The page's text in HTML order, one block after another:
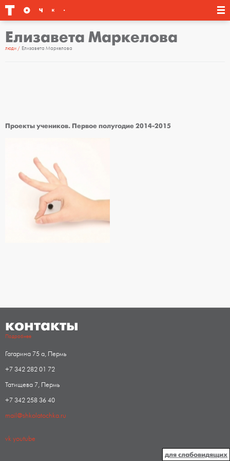
Елизавета Маркелова
люди Елизавета Маркелова
Проекты учеников. Первое полугодие 2014-2015
контакты
Подробнее
Гагарина 75 а, Пермь
+7 342 282 01 72
Татищева 7, Пермь
+7 342 258 36 40
mail@shkolatochka.ru
vkyoutube
для слабовидящих